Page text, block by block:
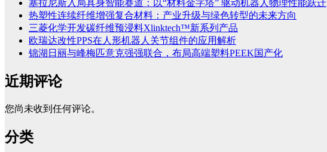
塞拉尼斯入局具身智能赛道：以“材料金字塔” 驱动机器人物理性能跃迁
热塑性连续纤维增强复合材料：产业升级与绿色转型的未来方向
三菱化学开发碳纤维预浸料Xlinktech™新系列产品
欧瑞达改性PPS在人形机器人关节组件的应用解析
锦湖日丽与峰梅匹意克强强联合，布局高端塑料PEEK国产化
近期评论
您尚未收到任何评论。
分类